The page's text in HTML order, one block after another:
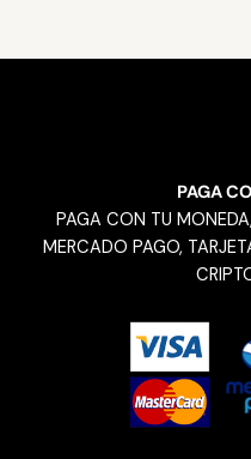
PAGA
PAGA CON TU
MERCADO PAGO,